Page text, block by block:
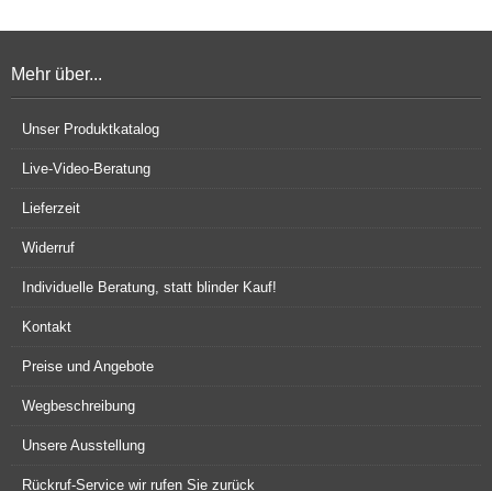
Mehr über...
Unser Produktkatalog
Live-Video-Beratung
Lieferzeit
Widerruf
Individuelle Beratung, statt blinder Kauf!
Kontakt
Preise und Angebote
Wegbeschreibung
Unsere Ausstellung
Rückruf-Service wir rufen Sie zurück